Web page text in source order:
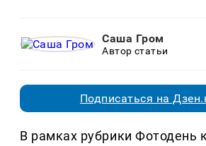
Саша Гром
Автор статьи
Подписаться на
В рамках рубрики Фотодень